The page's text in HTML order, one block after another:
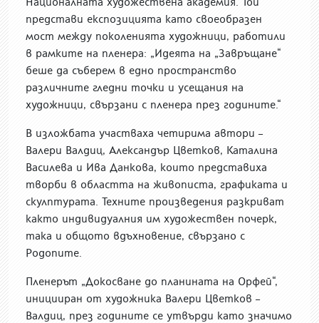
представи експозицията като своеобразен
мост между поколенията художници, работили
в рамките на пленера: „Идеята на „Завръщане“
беше да съберем в едно пространство
различните гледни точки и усещания на
художници, свързани с пленера през годините.“
В изложбата участваха четирима автори –
Валери Валдиц, Александър Цветков, Каталина
Василева и Ива Данкова, които представиха
творби в областта на живописта, графиката и
скулптурата. Техните произведения разкриват
както индивидуалния им художествен почерк,
така и общото вдъхновение, свързано с
Родопите.
Пленерът „Докосване до планината на Орфей“,
иницииран от художника Валери Цветков –
Валдиц, през годините се утвърди като значимо